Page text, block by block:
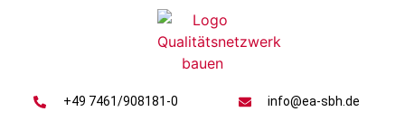
+49 7461/908181-0
info@ea-sbh.de